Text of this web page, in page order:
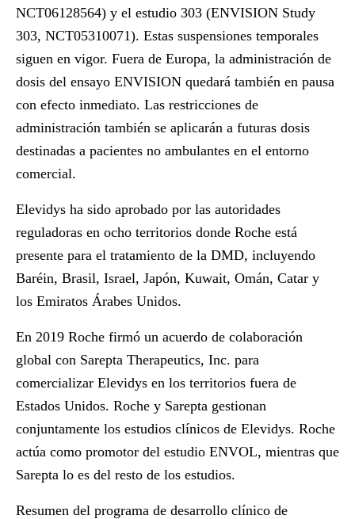
NCT06128564) y el estudio 303 (ENVISION Study
303, NCT05310071). Estas suspensiones temporales
siguen en vigor. Fuera de Europa, la administración de
dosis del ensayo ENVISION quedará también en pausa
con efecto inmediato. Las restricciones de
administración también se aplicarán a futuras dosis
destinadas a pacientes no ambulantes en el entorno
comercial.
Elevidys ha sido aprobado por las autoridades
reguladoras en ocho territorios donde Roche está
presente para el tratamiento de la DMD, incluyendo
Baréin, Brasil, Israel, Japón, Kuwait, Omán, Catar y
los Emiratos Árabes Unidos.
En 2019 Roche firmó un acuerdo de colaboración
global con Sarepta Therapeutics, Inc. para
comercializar Elevidys en los territorios fuera de
Estados Unidos. Roche y Sarepta gestionan
conjuntamente los estudios clínicos de Elevidys. Roche
actúa como promotor del estudio ENVOL, mientras que
Sarepta lo es del resto de los estudios.
Resumen del programa de desarrollo clínico de